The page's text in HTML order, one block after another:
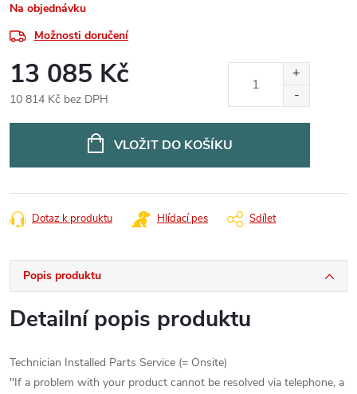
Na objednávku
Možnosti doručení
13 085 Kč
10 814 Kč bez DPH
VLOŽIT DO KOŠÍKU
Dotaz k produktu Hlídací pes Sdílet
Popis produktu
Detailní popis produktu
Technician Installed Parts Service (= Onsite)
"If a problem with your product cannot be resolved via telephone, a